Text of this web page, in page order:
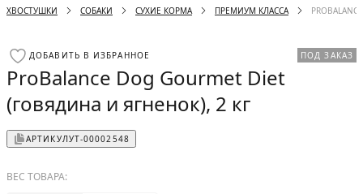
ХВОСТУШКИ СОБАКИ СУХИЕ КОРМА ПРЕМИУМ КЛАССА
ДОБАВИТЬ В ИЗБРАННОЕ ПОД ЗАКАЗ
ProBalance Dog Gourmet Diet
(говядина и ягненок), 2 кг
АРТИКУЛУТ-00002548
ВЕС ТОВАРА: